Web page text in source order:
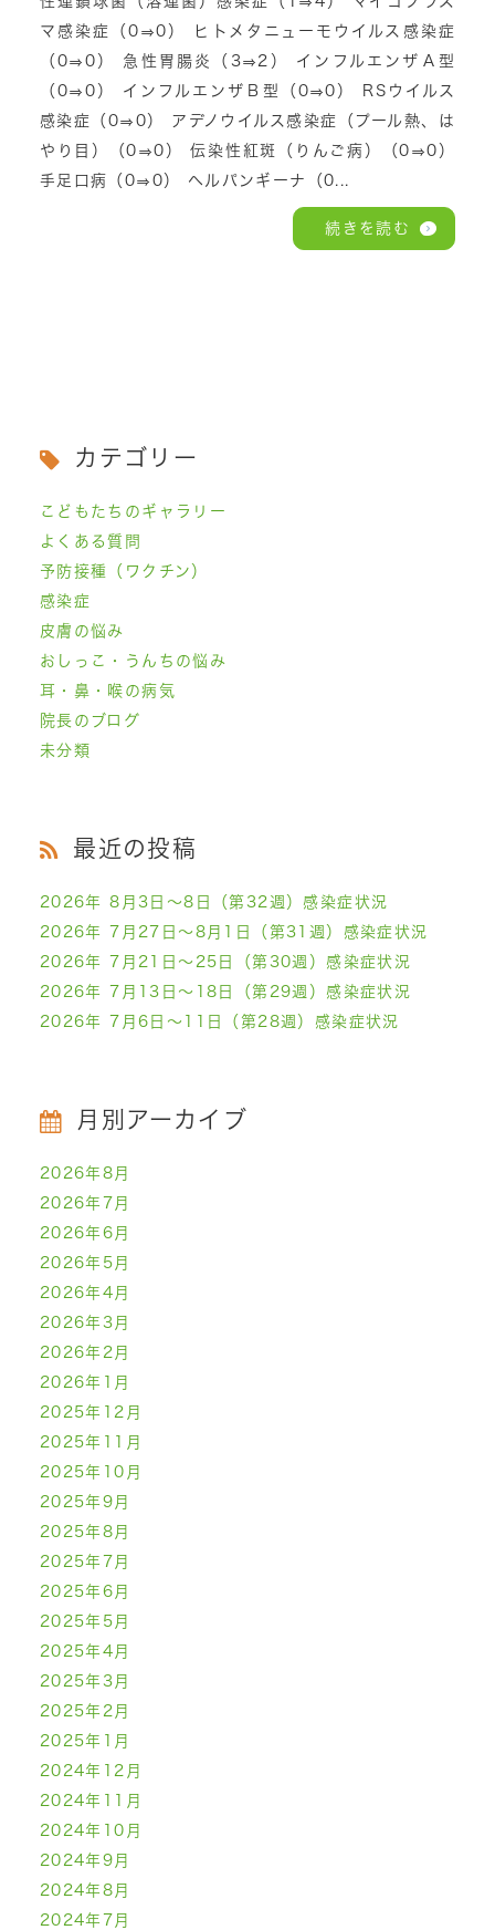
マ感染症（0⇒0） ヒトメタニューモウイルス感染症
（0⇒0） 急性胃腸炎（3⇒2） インフルエンザＡ型
（0⇒0） インフルエンザＢ型（0⇒0） RSウイルス
感染症（0⇒0） アデノウイルス感染症（プール熱、は
やり目）（0⇒0） 伝染性紅斑（りんご病）（0⇒0）
手足口病（0⇒0） ヘルパンギーナ（0...
続きを読む
カテゴリー
こどもたちのギャラリー
よくある質問
予防接種（ワクチン）
感染症
皮膚の悩み
おしっこ・うんちの悩み
耳・鼻・喉の病気
院長のブログ
未分類
最近の投稿
2026年 8月3日～8日（第32週）感染症状況
2026年 7月27日～8月1日（第31週）感染症状況
2026年 7月21日～25日（第30週）感染症状況
2026年 7月13日～18日（第29週）感染症状況
2026年 7月6日～11日（第28週）感染症状況
月別アーカイブ
2026年8月
2026年7月
2026年6月
2026年5月
2026年4月
2026年3月
2026年2月
2026年1月
2025年12月
2025年11月
2025年10月
2025年9月
2025年8月
2025年7月
2025年6月
2025年5月
2025年4月
2025年3月
2025年2月
2025年1月
2024年12月
2024年11月
2024年10月
2024年9月
2024年8月
2024年7月